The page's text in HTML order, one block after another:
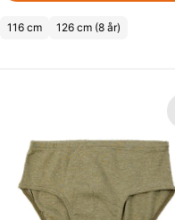
116 cm 126 cm (8 år)